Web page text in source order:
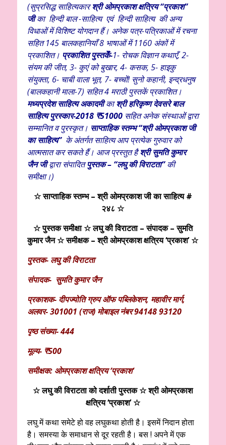
(सुप्रसिद्ध साहित्यकारश्री ओमप्रकाश क्षत्रिय “प्रकाश”
जी का हिन्दी बाल -साहित्य एवं हिन्दी साहित्य की अन्य
विधाओं में विशिष्ट योगदान हैं। अनेक पत्र-पत्रिकाओं में रचना
सहित 145 बालकहानियाँ 8 भाषाओं में 1160 अंकों में
प्रकाशित। प्रकाशित पुस्तकेँ-1- रोचक विज्ञान कथाएँ, 2-
संयम की जीत, 3- कुएं को बुखार, 4- कसक, 5- हाइकु
संयुक्ता, 6- चाबी वाला भूत, 7- बच्चों! सुनो कहानी, इन्द्रधनुष
(बालकहानी माला-7) सहित 4 मराठी पुस्तकें प्रकाशित।
मध्यप्रदेश साहित्य अकादमीकाश्री हरिकृष्ण देवसरे बाल
साहित्य पुरस्कार-2018 ₹51000 सहित अनेक संस्थाओं द्वारा
सम्मानित व पुरस्कृत। साप्ताहिक स्तम्भ “श्री ओमप्रकाश जी
का साहित्य” के अंतर्गत साहित्य आप प्रत्येक गुरुवार को
आत्मसात कर सकते हैं। आज प्रस्तुत हैश्री सुमति कुमार
जैनजीद्वारा संपादितपुस्तक – “लघु की विराटता”की
समीक्षा।)
☆ साप्ताहिक स्तम्भ – श्री ओमप्रकाश जी का साहित्य #
२४८☆
☆ पुस्तक समीक्षा ☆लघु की विराटता – संपादक – सुमति
कुमार जैन☆ समीक्षक – श्री ओमप्रकाश क्षत्रिय ‘प्रकाश’☆
पुस्तक- लघु की विराटता
संपादक- सुमति कुमार जैन
प्रकाशक- दीपज्योति ग्रुप ऑफ पब्लिकेशन, महावीर मार्ग,
अलवर- 301001 (राज) मोबाइल नंबर 94148 93120
पृष्ठ संख्या- 444
मूल्य- ₹500
समीक्षक: ओमप्रकाश क्षत्रिय‘प्रकाश‘
☆ लघु की विराटता को दर्शाती पुस्तक ☆ श्री ओमप्रकाश
क्षत्रिय ‘प्रकाश’ ☆
लघु में कथा समेटे हो वह लघुकथा होती है। इसमें निदान होता
है। समस्या के समाधान से दूर रहती है। बस ! अपने में एक